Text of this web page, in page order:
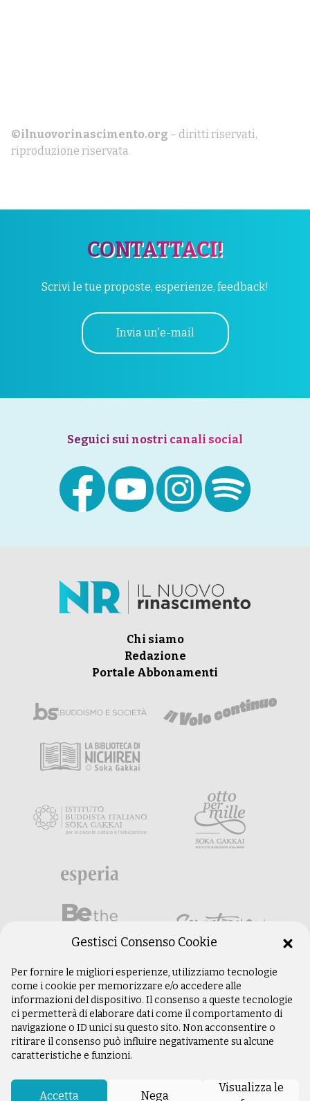
©ilnuovorinascimento.org – diritti riservati,
riproduzione riservata
CONTATTACI!
Scrivi le tue proposte, esperienze, feedback!
Invia un'e-mail
Seguici sui nostri canali social
Chi siamo
Redazione
Portale Abbonamenti
©Copyright 2003 –
Italiano Soka Gakkai. Tutti i diritti riservati |
P.IVA: 04935120487 | Sede Legale: Firenze |
Gestisci Consenso Cookie
Per fornire le migliori esperienze, utilizziamo tecnologie
come i cookie per memorizzare e/o accedere alle
informazioni del dispositivo. Il consenso a queste tecnologie
ci permetterà di elaborare dati come il comportamento di
navigazione o ID unici su questo sito. Non acconsentire o
ritirare il consenso può influire negativamente su alcune
caratteristiche e funzioni.
Accetta Nega
Visualizza le